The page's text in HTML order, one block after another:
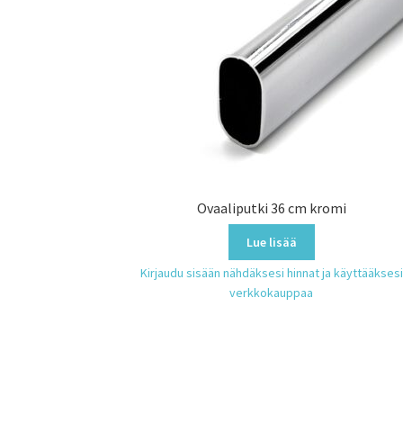
Ovaaliputki 36 cm kromi
Lue lisää
Kirjaudu sisään nähdäksesi hinnat ja käyttääksesi
verkkokauppaa